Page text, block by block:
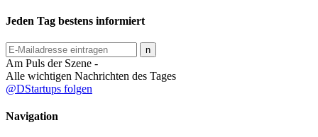
Jeden Tag bestens informiert
Am Puls der Szene -
Alle wichtigen Nachrichten des Tages
@DStartups folgen
Navigation